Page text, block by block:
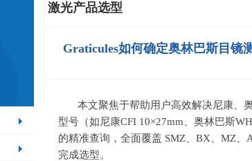
激光产品选型
Graticules如何确定奥林巴斯目镜
本文聚焦于帮助用户高效解决尼康、
型号（如尼康CFI 10×27mm、奥林巴斯
的精准查询，全面覆盖 SMZ、BX、MZ
完成选型。